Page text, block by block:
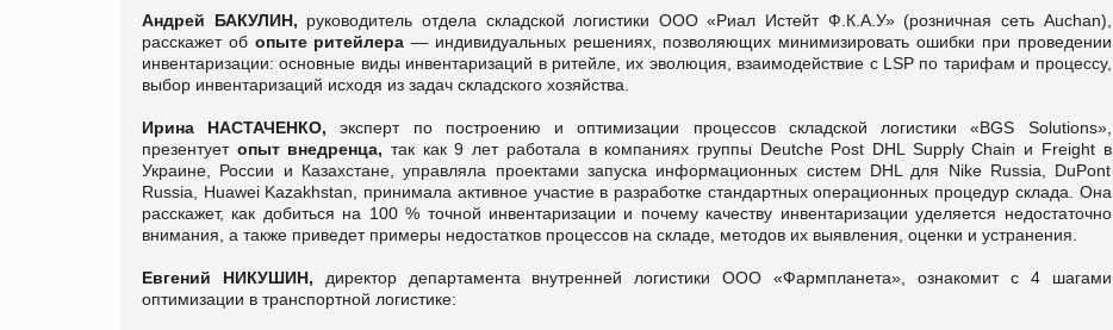
Андрей БАКУЛИН, руководитель отдела складской логистики ООО «Риал Истейт Ф.К.А.У» (розничная сеть Auchan),
расскажет об опыте ритейлера — индивидуальных решениях, позволяющих минимизировать ошибки при проведении
инвентаризации: основные виды инвентаризаций в ритейле, их эволюция, взаимодействие с LSP по тарифам и процессу,
выбор инвентаризаций исходя из задач складского хозяйства.
Ирина НАСТАЧЕНКО, эксперт по построению и оптимизации процессов складской логистики «BGS Solutions»,
презентует опыт внедренца, так как 9 лет работала в компаниях группы Deutche Post DHL Supply Chain и Freight в
Украине, России и Казахстане, управляла проектами запуска информационных систем DHL для Nike Russia, DuPont
Russia, Huawei Kazakhstan, принимала активное участие в разработке стандартных операционных процедур склада. Она
расскажет, как добиться на 100 % точной инвентаризации и почему качеству инвентаризации уделяется недостаточно
внимания, а также приведет примеры недостатков процессов на складе, методов их выявления, оценки и устранения.
Евгений НИКУШИН, директор департамента внутренней логистики ООО «Фармпланета», ознакомит с 4 шагами
оптимизации в транспортной логистике: